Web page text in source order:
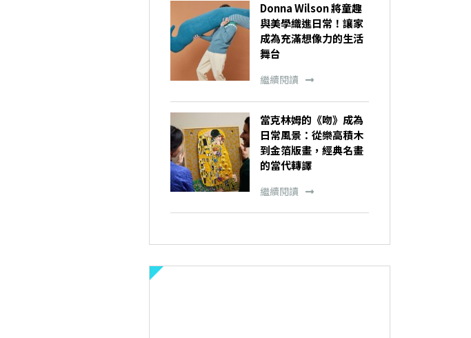
Donna Wilson 將童趣
與美學織進日常！讓家
成為充滿想像力的生活
舞台
繼續閱讀
當克林姆的《吻》成為
日常風景：從樂高積木
到金箔版畫，經典名畫
的當代轉譯
繼續閱讀